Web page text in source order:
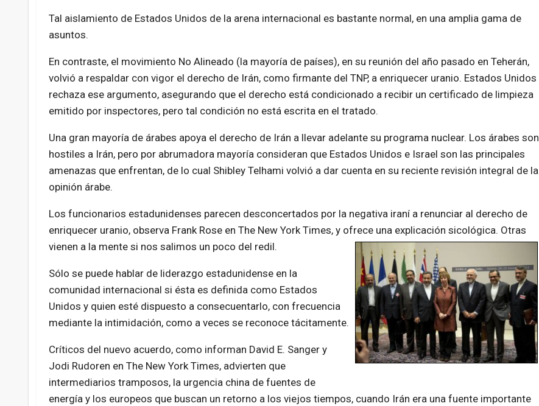
Tal aislamiento de Estados Unidos de la arena internacional es bastante normal, en una amplia gama de
asuntos.
En contraste, el movimiento No Alineado (la mayoría de países), en su reunión del año pasado en Teherán,
volvió a respaldar con vigor el derecho de Irán, como firmante del TNP, a enriquecer uranio. Estados Unidos
rechaza ese argumento, asegurando que el derecho está condicionado a recibir un certificado de limpieza
emitido por inspectores, pero tal condición no está escrita en el tratado.
Una gran mayoría de árabes apoya el derecho de Irán a llevar adelante su programa nuclear. Los árabes son
hostiles a Irán, pero por abrumadora mayoría consideran que Estados Unidos e Israel son las principales
amenazas que enfrentan, de lo cual Shibley Telhami volvió a dar cuenta en su reciente revisión integral de la
opinión árabe.
Los funcionarios estadunidenses parecen desconcertados por la negativa iraní a renunciar al derecho de
enriquecer uranio, observa Frank Rose en The New York Times, y ofrece una explicación sicológica. Otras
vienen a la mente si nos salimos un poco del redil.
Sólo se puede hablar de liderazgo estadunidense en la
comunidad internacional si ésta es definida como Estados
Unidos y quien esté dispuesto a consecuentarlo, con frecuencia
mediante la intimidación, como a veces se reconoce tácitamente.
Críticos del nuevo acuerdo, como informan David E. Sanger y
Jodi Rudoren en The New York Times, advierten que
intermediarios tramposos, la urgencia china de fuentes de
energía y los europeos que buscan un retorno a los viejos tiempos, cuando Irán era una fuente importante